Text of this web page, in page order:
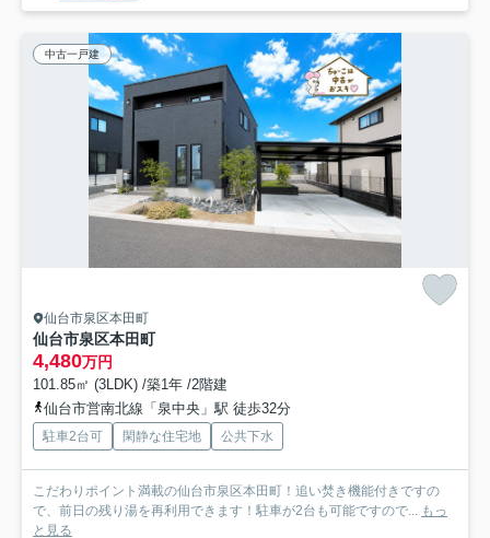
中古一戸建
仙台市泉区本田町
仙台市泉区本田町
4,480万円
101.85㎡ (3LDK) /築1年 /2階建
仙台市営南北線「泉中央」駅 徒歩32分
駐車2台可 閑静な住宅地 公共下水
こだわりポイント満載の仙台市泉区本田町！追い焚き機能付きですの
で、前日の残り湯を再利用できます！駐車が2台も可能ですので... もっ
と見る